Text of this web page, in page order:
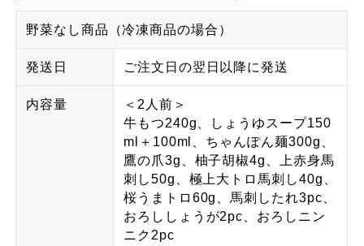
野菜なし商品（冷凍商品の場合）
発送日 ご注文日の翌日以降に発送
内容量
＜2人前＞
牛もつ240g、しょうゆスープ150
ml＋100ml、ちゃんぽん麺300g、
鷹の爪3g、柚子胡椒4g、上赤身馬
刺し50g、極上大トロ馬刺し40g、
桜うまトロ60g、馬刺したれ3pc、
おろししょうが2pc、おろしニン
ニク2pc